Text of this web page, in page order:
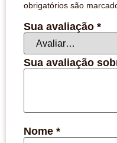
obrigatórios são
Sua avaliação *
Sua avaliação
Nome *